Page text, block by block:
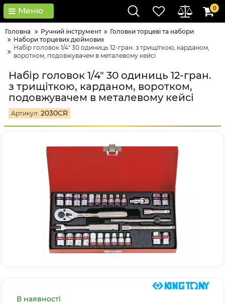
Меню 0
Головна Ручний інструмент
Головки тopцeві тa нaбopи
Набори торцевих дюймових
Набір головок 1/4" 30 одиниць 12-гран. з трищіткою, карданом,
воротком, подовжувачем в металевому кейсі
Набір головок 1/4" 30 одиниць 12-гран.
з трищіткою, карданом, воротком,
подовжувачем в металевому кейсі
Артикул: 2030CR
В наявності